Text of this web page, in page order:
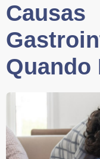
Causas
Quando